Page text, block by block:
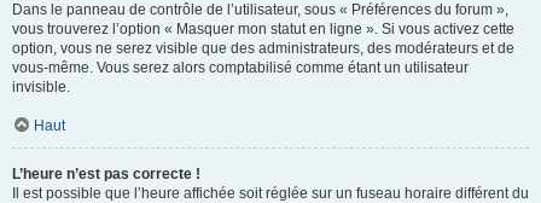
Dans le panneau de contrôle de l’utilisateur, sous « Préférences du forum »,
vous trouverez l’option « Masquer mon statut en ligne ». Si vous activez cette
option, vous ne serez visible que des administrateurs, des modérateurs et de
vous-même. Vous serez alors comptabilisé comme étant un utilisateur
invisible.
Haut
L’heure n’est pas correcte !
Il est possible que l’heure affichée soit réglée sur un fuseau horaire différent du